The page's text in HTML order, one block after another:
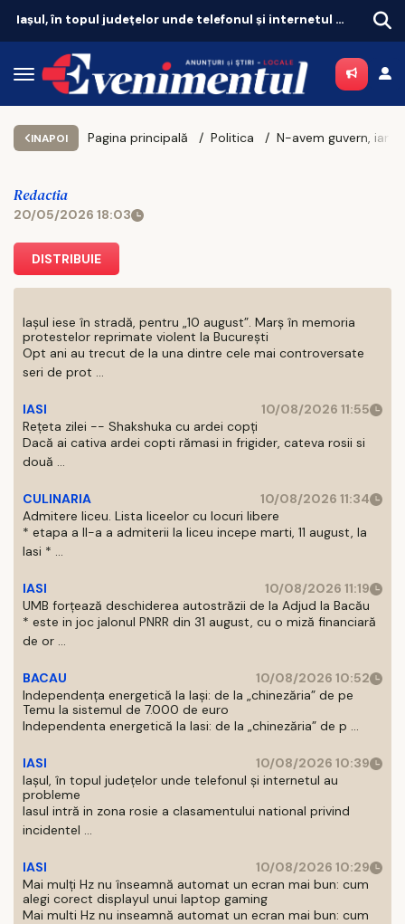
Iașul, în topul județelor unde telefonul și internetul au probleme Două
INAPOI Pagina principală Politica
Redactia
20/05/2026 18:03
DISTRIBUIE
Iașul iese în stradă, pentru „10 august”. Marș în memoria
protestelor reprimate violent la București
Opt ani au trecut de la una dintre cele mai controversate
seri de prot ...
IASI
10/08/2026 11:55
Rețeta zilei -- Shakshuka cu ardei copți
Dacă ai cativa ardei copti rămasi in frigider, cateva rosii si
două ...
CULINARIA
10/08/2026 11:34
Admitere liceu. Lista liceelor cu locuri libere
* etapa a II-a a admiterii la liceu incepe marti, 11 august, la
Iasi * ...
IASI
10/08/2026 11:19
UMB forțează deschiderea autostrăzii de la Adjud la Bacău
* este in joc jalonul PNRR din 31 august, cu o miză financiară
de or ...
BACAU
10/08/2026 10:52
Independența energetică la Iași: de la „chinezăria” de pe
Temu la sistemul de 7.000 de euro
Independenta energetică la Iasi: de la „chinezăria” de p ...
IASI
10/08/2026 10:39
Iașul, în topul județelor unde telefonul și internetul au
probleme
Iasul intră in zona rosie a clasamentului national privind
incidentel ...
IASI
10/08/2026 10:29
Mai mulți Hz nu înseamnă automat un ecran mai bun: cum
alegi corect displayul unui laptop gaming
Mai multi Hz nu inseamnă automat un ecran mai bun: cum